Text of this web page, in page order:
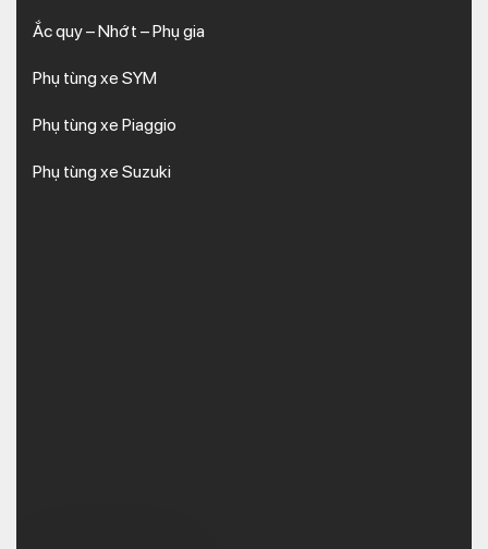
Ắc quy – Nhớt – Phụ gia
Phụ tùng xe SYM
Phụ tùng xe Piaggio
Phụ tùng xe Suzuki